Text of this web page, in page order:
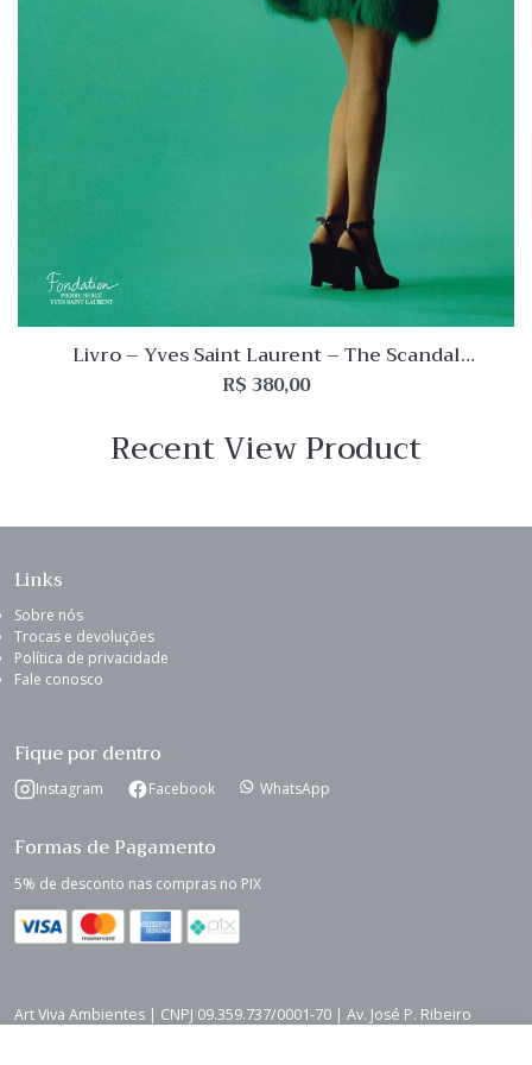
Livro – Yves Saint Laurent – The Scandal
Collections 1971
R$380,00
Recent View Product
Links
Sobre nós
Trocas e devoluções
Política de privacidade
Fale conosco
Fique por dentro
Instagram Facebook WhatsApp
Formas de Pagamento
5% de desconto nas compras no PIX
Art Viva Ambientes | CNPJ 09.359.737/0001-70 | Av. José P. Ribeiro